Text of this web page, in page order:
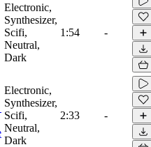
Electronic,
Synthesizer,
Scifi,
Neutral,
Dark
1:54 -
Electronic,
Synthesizer,
Scifi,
Neutral,
Dark
2:33 -